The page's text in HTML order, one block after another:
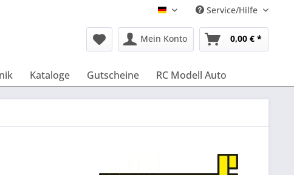
Deutsch Service/Hilfe
Mein Konto 0,00 € *
Kataloge Gutscheine RC Modell Auto